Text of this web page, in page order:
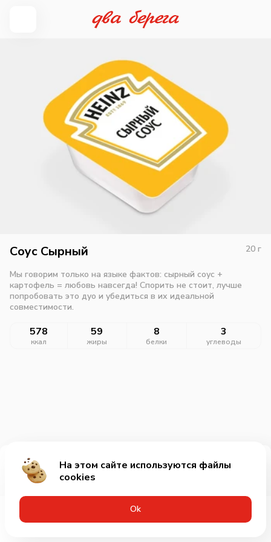
Соус Сырный 20 г
Мы говорим только на языке фактов: сырный соус +
картофель = любовь навсегда! Спорить не стоит, лучше
попробовать это дуо и убедиться в их идеальной
совместимости.
578
ккал
59
жиры
8
белки
3
углеводы
Добавить за 55₽
На этом сайте используются файлы
cookies
Оk